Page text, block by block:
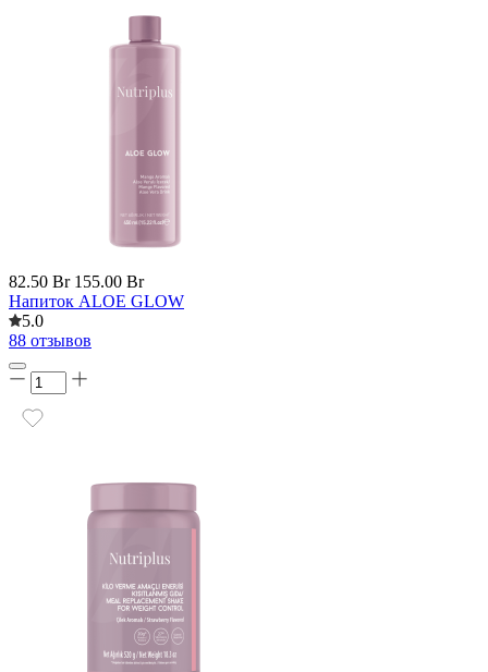
82.50 Br 155.00 Br
Напиток ALOE GLOW
5.0
88 отзывов